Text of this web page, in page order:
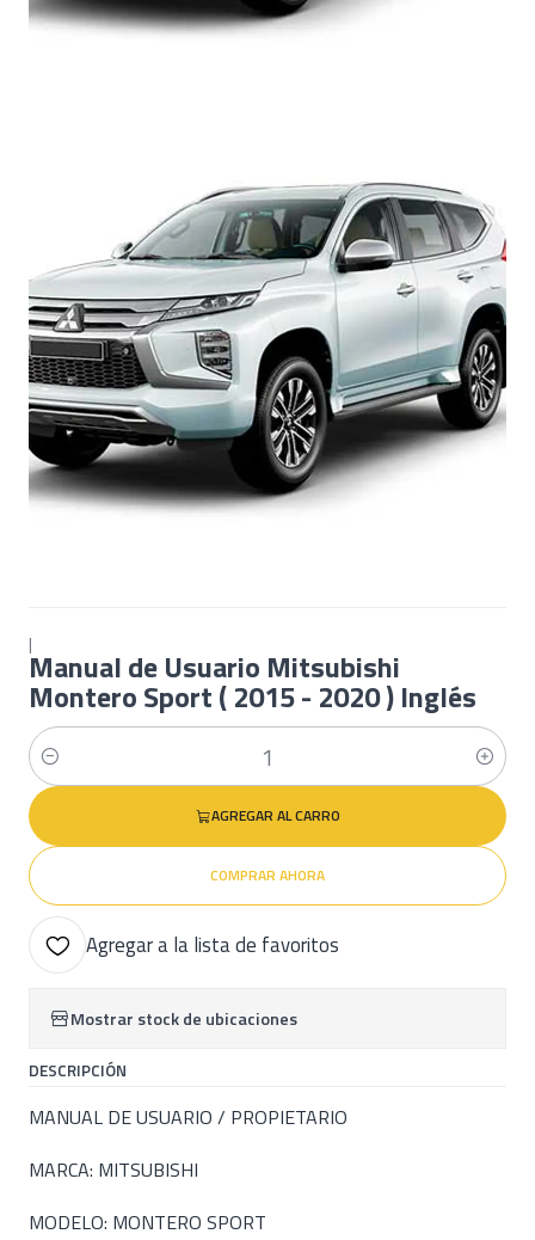
|
Manual de Usuario Mitsubishi
Montero Sport ( 2015 - 2020 ) Inglés
Cantidad
AGREGAR AL CARRO
COMPRAR AHORA
Agregar a la lista de favoritos
Mostrar stock de ubicaciones
DESCRIPCIÓN
MANUAL DE USUARIO / PROPIETARIO
MARCA: MITSUBISHI
MODELO: MONTERO SPORT